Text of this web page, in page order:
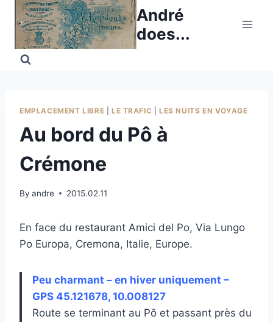
Skip
content
André
does...
EMPLACEMENT LIBRE LE TRAFIC |LES NUITS EN VOYAGE
Au bord du Pô à
Crémone
By andre 2015.02.11
En face du restaurant Amici del Po, Via Lungo
Po Europa, Cremona, Italie, Europe.
Peu charmant – en hiver uniquement –
GPS 45.121678, 10.008127
Route se terminant au Pô et passant près du